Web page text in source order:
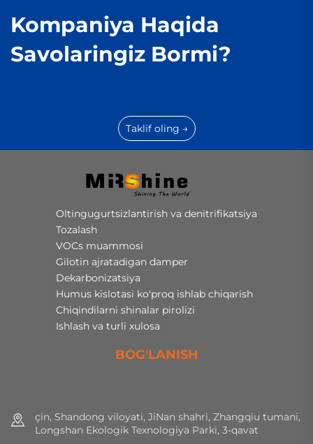
Kompaniya Haqida
Savolaringiz Bormi?
Taklif oling →
Oltingugurtsizlantirish va denitrifikatsiya
Tozalash
VOCs muammosi
Gilotin ajratadigan damper
Dekarbonizatsiya
Humus kislotasi ko'proq ishlab chiqarish
Chiqindilarni shinalar pirolizi
Ishlash va turli xulosa
BOG'LANISH
çin, Shandong viloyati, JiNan shahri, Zhangqiu tumani,
Longshan Ekologik Texnologiya Parki, 3-qavat